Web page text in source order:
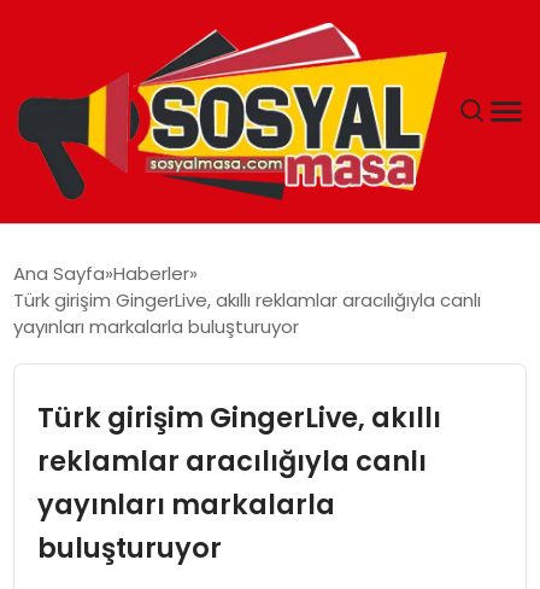
EKONOMI
TEKNOLOJI
EĞITIM
Ana Sayfa Haberler
Türk girişim GingerLive, akıllı reklamlar aracılığıyla canlı
yayınları markalarla buluşturuyor
Türk girişim GingerLive, akıllı
reklamlar aracılığıyla canlı
yayınları markalarla
buluşturuyor